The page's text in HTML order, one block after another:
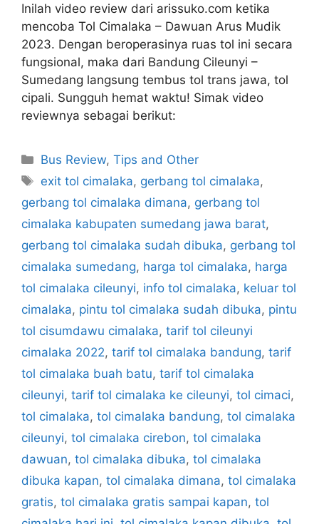
Inilah video review dari arissuko.com ketika
mencoba Tol Cimalaka – Dawuan Arus Mudik
2023. Dengan beroperasinya ruas tol ini secara
fungsional, maka dari Bandung Cileunyi –
Sumedang langsung tembus tol trans jawa, tol
cipali. Sungguh hemat waktu! Simak video
reviewnya sebagai berikut:
Categories
Bus Review,Tips and Other
Tags
exit tol cimalaka, gerbang tol cimalaka,
gerbang tol cimalaka dimana, gerbang tol
cimalaka kabupaten sumedang jawa barat,
gerbang tol cimalaka sudah dibuka, gerbang tol
cimalaka sumedang, harga tol cimalaka, harga
tol cimalaka cileunyi, info tol cimalaka, keluar tol
cimalaka, pintu tol cimalaka sudah dibuka, pintu
tol cisumdawu cimalaka, tarif tol cileunyi
cimalaka 2022, tarif tol cimalaka bandung, tarif
tol cimalaka buah batu, tarif tol cimalaka
cileunyi, tarif tol cimalaka ke cileunyi, tol cimaci,
tol cimalaka, tol cimalaka bandung, tol cimalaka
cileunyi, tol cimalaka cirebon, tol cimalaka
dawuan, tol cimalaka dibuka, tol cimalaka
dibuka kapan, tol cimalaka dimana, tol cimalaka
gratis, tol cimalaka gratis sampai kapan, tol